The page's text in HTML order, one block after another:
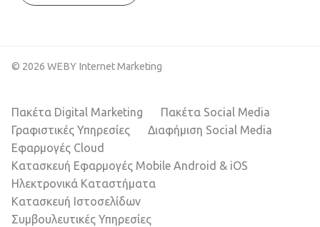
© 2026 WEBY Internet Marketing
Πακέτα Digital Marketing
Πακέτα Social Media
Γραφιστικές Υπηρεσίες
Διαφήμιση Social Media
Εφαρμογές Cloud
Κατασκευή Εφαρμογές Mobile Android & iOS
Ηλεκτρονικά Καταστήματα
Κατασκευή Ιστοσελίδων
Συμβουλευτικές Υπηρεσίες